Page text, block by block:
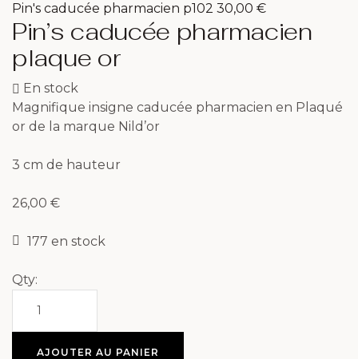
Pin's caducée pharmacien p102 30,00 €
Pin’s caducée pharmacien
plaque or
En stock
Magnifique insigne caducée pharmacien en Plaqué
or de la marque Nild’or
3 cm de hauteur
26,00 €
177 en stock
Qty:
AJOUTER AU PANIER